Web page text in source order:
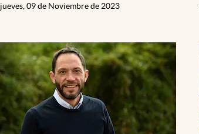
jueves, 09 de Noviembre de 2023